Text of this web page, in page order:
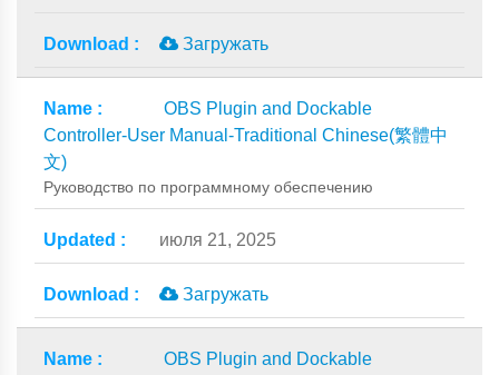
Загружать
OBS Plugin and Dockable
Controller-User Manual-Traditional Chinese(繁體中
文)
Руководство по программному обеспечению
июля 21, 2025
Загружать
OBS Plugin and Dockable